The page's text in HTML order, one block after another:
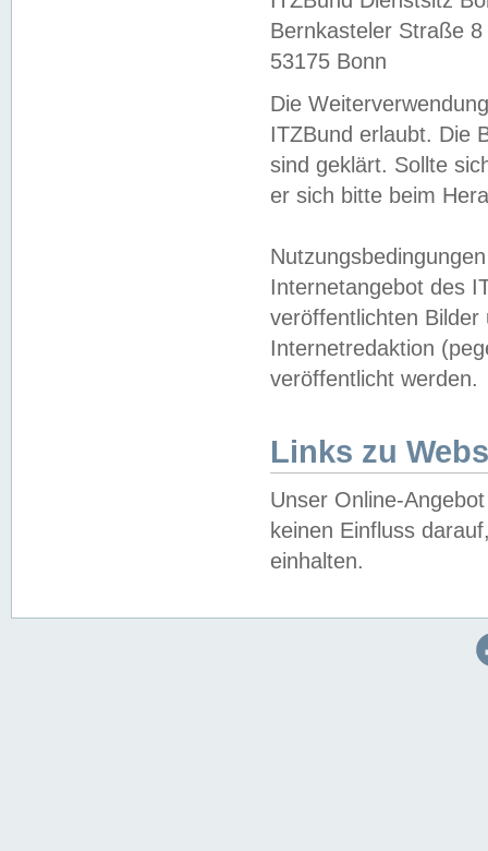
Bernkasteler Straße 8
53175 Bonn
Die
ITZBund erlaubt. Die
sind geklärt. Sollte
er sich bitte beim
Internetangebot des
veröffentlichten
Internetredaktion
veröffentlicht werden.
Links zu
Unser Online-
keinen Einfluss
einhalten.